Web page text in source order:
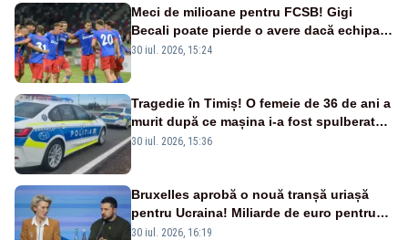
Meci de milioane pentru FCSB! Gigi
Becali poate pierde o avere dacă echipa
este eliminată de FK Auda
30 iul. 2026, 15:24
Tragedie în Timiș! O femeie de 36 de ani a
murit după ce mașina i-a fost spulberată
de tren
30 iul. 2026, 15:36
Bruxelles aprobă o nouă tranșă uriașă
pentru Ucraina! Miliarde de euro pentru
armament și apărare
30 iul. 2026, 16:19